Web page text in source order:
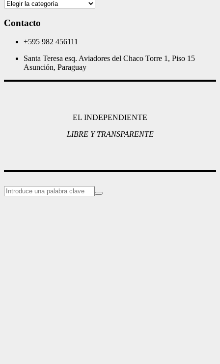
Categorias
Contacto
+595 982 456111
Santa Teresa esq. Aviadores del Chaco Torre 1, Piso 15
Asunción, Paraguay
EL INDEPENDIENTE
LIBRE Y TRANSPARENTE